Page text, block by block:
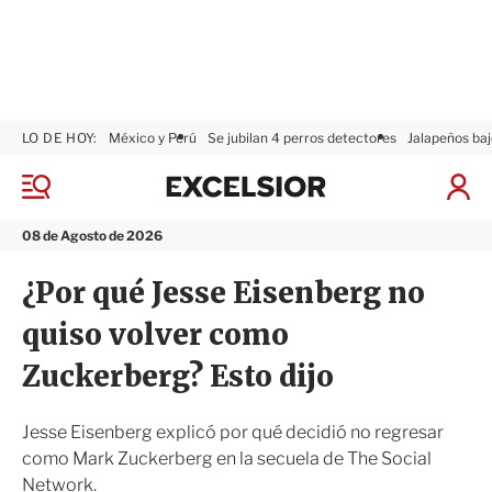
M
n
08 de Agosto de 2026
LO DE HOY: México y Perú Se jubilan 4 perros detectores Jalapeños
I
x
i
¿Por qué Jesse Eisenberg no
quiso volver como
Zuckerberg? Esto dijo
Jesse Eisenberg explicó por qué decidió no regresar
como Mark Zuckerberg en la secuela de The Social
Network.